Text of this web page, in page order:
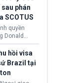
thời gian
phán
SCOTUS
quyền
Donald
trả
tỷ USD thuế
thu theo Đạo
hạn Kinh tế
tế
hồi visa
Brazil tại